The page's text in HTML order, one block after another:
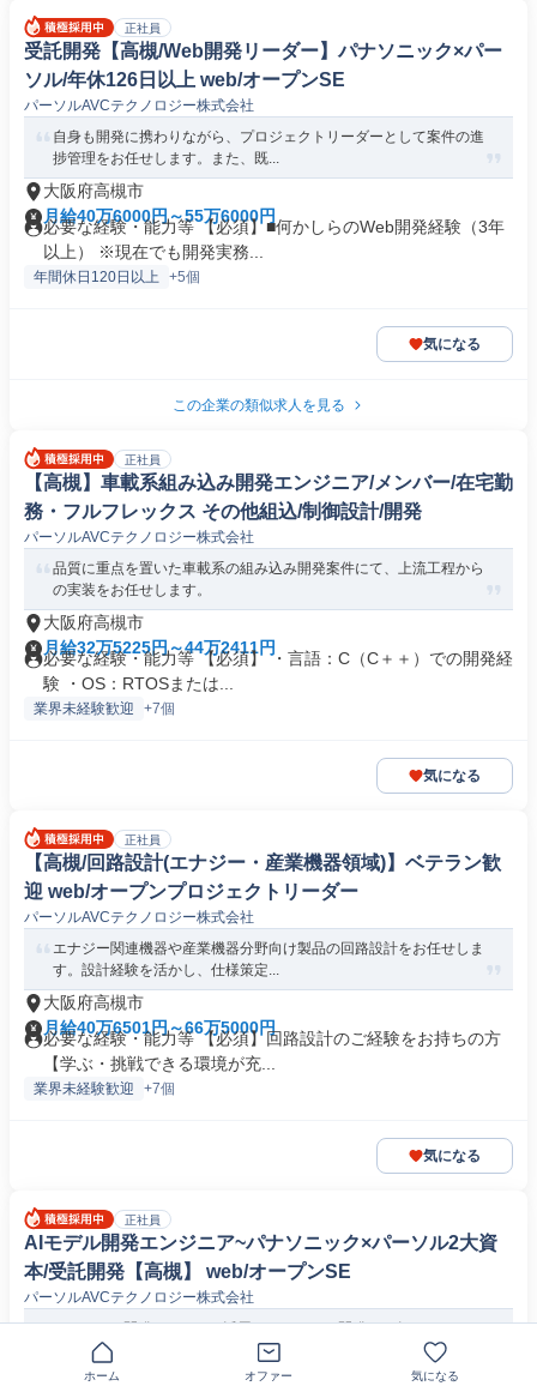
正社員
受託開発【高槻/Web開発リーダー】パナソニック×パー
ソル/年休126日以上 web/オープンSE
パーソルAVCテクノロジー株式会社
自身も開発に携わりながら、プロジェクトリーダーとして案件の進
捗管理をお任せします。また、既...
大阪府高槻市
月給40万6000円～55万6000円
必要な経験・能力等 【必須】■何かしらのWeb開発経験（3年
以上） ※現在でも開発実務...
年間休日120日以上 +5個
気になる
この企業の類似求人を見る
正社員
【高槻】車載系組み込み開発エンジニア/メンバー/在宅勤
務・フルフレックス その他組込/制御設計/開発
パーソルAVCテクノロジー株式会社
品質に重点を置いた車載系の組み込み開発案件にて、上流工程から
の実装をお任せします。
大阪府高槻市
月給32万5225円～44万2411円
必要な経験・能力等 【必須】 ・言語：C（C＋＋）での開発経
験 ・OS：RTOSまたは...
業界未経験歓迎 +7個
気になる
正社員
【高槻/回路設計(エナジー・産業機器領域)】ベテラン歓
迎 web/オープンプロジェクトリーダー
パーソルAVCテクノロジー株式会社
エナジー関連機器や産業機器分野向け製品の回路設計をお任せしま
す。設計経験を活かし、仕様策定...
大阪府高槻市
月給40万6501円～66万5000円
必要な経験・能力等 【必須】回路設計のご経験をお持ちの方
【学ぶ・挑戦できる環境が充...
業界未経験歓迎 +7個
気になる
正社員
AIモデル開発エンジニア~パナソニック×パーソル2大資
本/受託開発【高槻】 web/オープンSE
パーソルAVCテクノロジー株式会社
AIのモデル開発およびAIを活用したシステム開発をお任せします。
プロジェクトによっては、自...
大阪府高槻市
ホーム オファー 気になる